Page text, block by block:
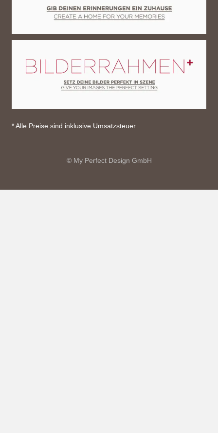
* Alle Preise sind inklusive Umsatzsteuer
© My Perfect Design GmbH